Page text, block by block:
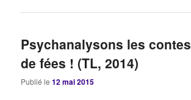
Psychanalysons les contes
de fées ! (TL, 2014)
Publié le12 mai 2015